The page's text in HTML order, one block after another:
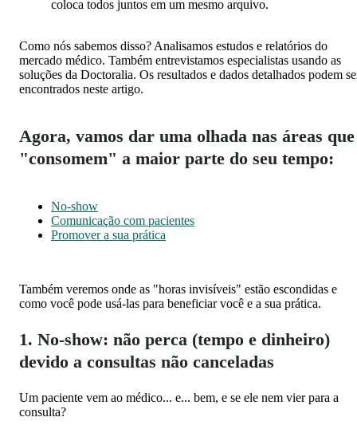
coloca todos juntos em um mesmo arquivo.
Como nós sabemos disso? Analisamos estudos e relatórios do
mercado médico. Também entrevistamos especialistas usando as
soluções da Doctoralia. Os resultados e dados detalhados podem
encontrados neste artigo.
Agora, vamos dar uma olhada nas áreas que
"consomem" a maior parte do seu tempo:
No-show
Comunicação com pacientes
Promover a sua prática
Também veremos onde as "horas invisíveis" estão escondidas e
como você pode usá-las para beneficiar você e a sua prática.
1. No-show: não perca (tempo e dinheiro)
devido a consultas não canceladas
Um paciente vem ao médico... e... bem, e se ele nem vier para a
consulta?